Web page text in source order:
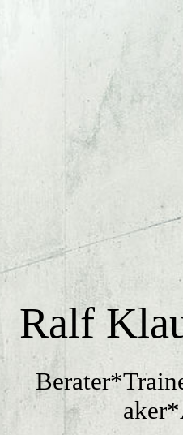
Ralf
Berater * Trainer * Speaker *
Kompetenzen